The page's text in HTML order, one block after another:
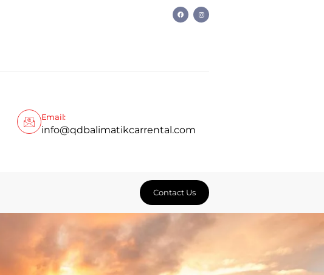
Email:
info@qdbalimatikcarrental.com
Contact Us